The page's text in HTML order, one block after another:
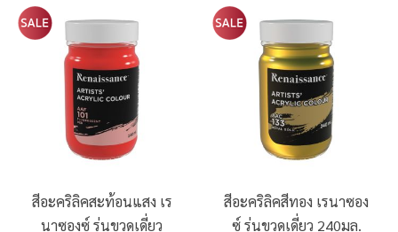
สีอะคริลิคสะท้อนแสง เร
นาซองซ์ รุ่นขวดเดี่ยว
สีอะคริลิคสีทอง เรนาซอง
ซ์ รุ่นขวดเดี่ยว 240มล.